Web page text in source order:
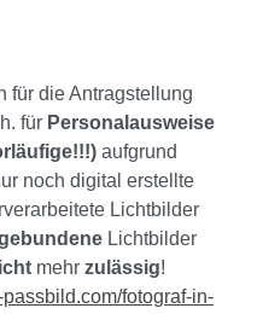
für die Antragstellung
für Personalausweise
aufgrund
noch digital erstellte
Lichtbilder
Lichtbilder
mehr zulässig!
passbild.com/fotograf-in-